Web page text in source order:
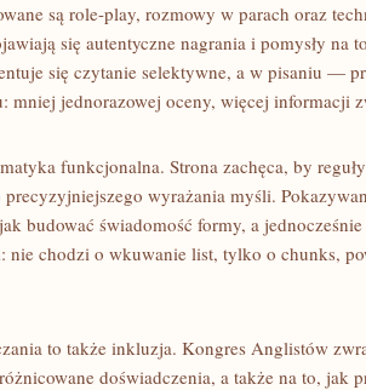
są role-play, rozmowy w parach oraz
się autentyczne nagrania i pomysły na
się czytanie selektywne, a w pisaniu —
mniej jednorazowej oceny, więcej informacji
funkcjonalna. Strona zachęca, by
wyrażania myśli.
budować świadomość formy, a
nie chodzi o wkuwanie list, tylko o chunks,
to także inkluzja. Kongres Anglistów
doświadczenia, a także na to, jak